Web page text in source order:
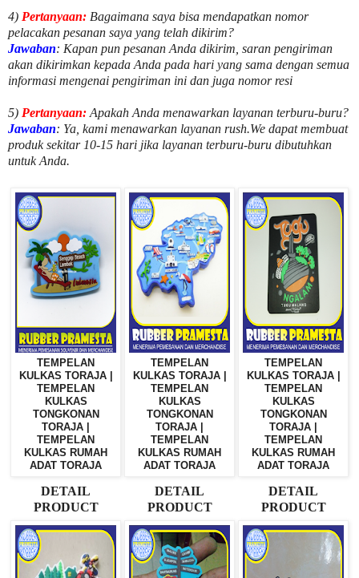
4) Pertanyaan: Bagaimana saya bisa mendapatkan nomor
pelacakan pesanan saya yang telah dikirim?
Jawaban: Kapan pun pesanan Anda dikirim, saran pengiriman
akan dikirimkan kepada Anda pada hari yang sama dengan semua
informasi mengenai pengiriman ini dan juga nomorresi
5) Pertanyaan: Apakah Anda menawarkan layanan terburu-buru?
Jawaban: Ya, kami menawarkan layanan rush.We dapat membuat
produk sekitar 10-15 hari jika layanan terburu-buru dibutuhkan
untuk Anda.
TEMPELAN
KULKAS TORAJA |
TEMPELAN
KULKAS
TONGKONAN
TORAJA |
TEMPELAN
KULKAS RUMAH
ADAT TORAJA
DETAIL
PRODUCT
TEMPELAN
KULKAS TORAJA |
TEMPELAN
KULKAS
TONGKONAN
TORAJA |
TEMPELAN
KULKAS RUMAH
ADAT TORAJA
DETAIL
PRODUCT
TEMPELAN
KULKAS TORAJA |
TEMPELAN
KULKAS
TONGKONAN
TORAJA |
TEMPELAN
KULKAS RUMAH
ADAT TORAJA
DETAIL
PRODUCT